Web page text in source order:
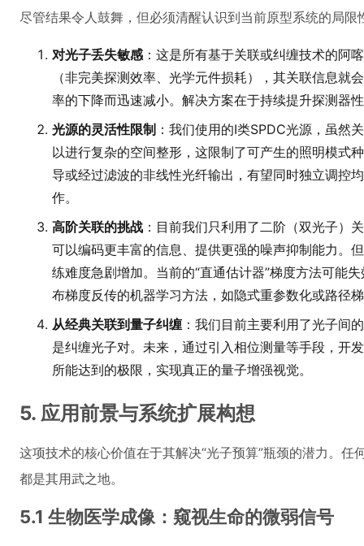
尽管结果令人鼓舞，但必须清醒认识到当前原型系统的局
对光子丢失敏感：这是所有基于关联或纠缠技术的阿
（非完美探测效率、光学元件损耗），其关联信息就
率的下降而迅速减小。解决方案在于持续提升探测器
光源的灵活性限制 ：我们使用的I类SPDC光源，虽然
以进行复杂的空间整形，这限制了可产生的照明模式
导或经过滤波的非线性光纤输出，有望同时独立调控
作。
高阶关联的挑战 ：目前我们只利用了二阶（双光子）
可以编码更丰富的信息、提供更强的噪声抑制能力。
练难度急剧增加。当前的“直通估计器”梯度方法可能
布梯度反传的机器学习方法，如隐式重参数化或路径
从经典关联到量子纠缠 ：我们目前主要利用了光子间
是纠缠光子对。未来，通过引入相位测量等手段，开
所能达到的极限，实现真正的量子增强视觉。
5. 应用前景与系统扩展构想
这项技术的核心价值在于其解决“光子预算”瓶颈的潜力。
都是其用武之地。
5.1 生物医学成像：窥视生命的微弱信号